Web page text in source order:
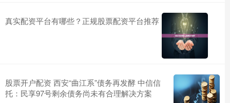
真实配资平台有哪些？正规股票配资平台推荐
股票开户配资 西安“曲江系”债务再发酵 中信信
托：民享97号剩余债务尚未有合理解决方案